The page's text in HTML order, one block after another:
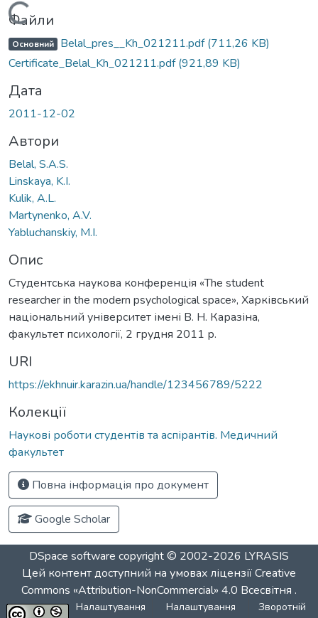
Вантажиться...
Файли
Основний Belal_pres__Kh_021211.pdf(711,26 KB)
Certificate_Belal_Kh_021211.pdf(921,89 KB)
Дата
2011-12-02
Автори
Belal, S.A.S.
Linskaya, K.I.
Kulik, A.L.
Martynenko, A.V.
Yabluchanskiy, M.I.
Опис
Студентська наукова конференція «The student
researcher in the modern psychological space», Харківський
національний університет імені В. Н. Каразіна,
факультет психології, 2 грудня 2011 р.
URI
https://ekhnuir.karazin.ua/handle/123456789/5222
Колекції
Наукові роботи студентів та аспірантів. Медичний
факультет
Повна інформація про документ
Google Scholar
DSpace software copyright © 2002-2026 LYRASIS
Цей контент доступний на умовах ліцензіїCreative
Commons «Attribution-NonCommercial» 4.0 Всесвітня .
Налаштування
Налаштування
Зворотній